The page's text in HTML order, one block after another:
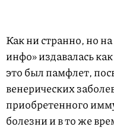
Как ни странно, но
инфо» издавалась
это был памфлет,
венерических
приобретенного
болезни и в то же